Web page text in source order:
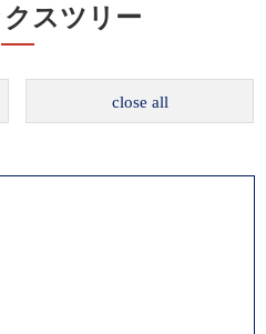
スツリー
close all